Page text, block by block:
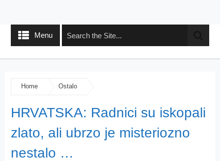
Menu
Home Ostalo
HRVATSKA: Radnici su iskopali
zlato, ali ubrzo je misteriozno
nestalo …